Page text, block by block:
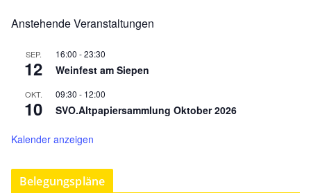
Anstehende Veranstaltungen
SEP.
12
16:00 -23:30
Weinfest am Siepen
OKT.
10
09:30 - 12:00
SVO.Altpapiersammlung Oktober 2026
Kalender anzeigen
Belegungspläne